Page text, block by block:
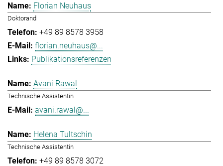
Florian Neuhaus
Doktorand
+49 89 8578 3958
florian.neuhaus@...
Publikationsreferenzen
Avani Rawal
Technische Assistentin
avani.rawal@...
Helena Tultschin
Technische Assistentin
+49 89 8578 3072